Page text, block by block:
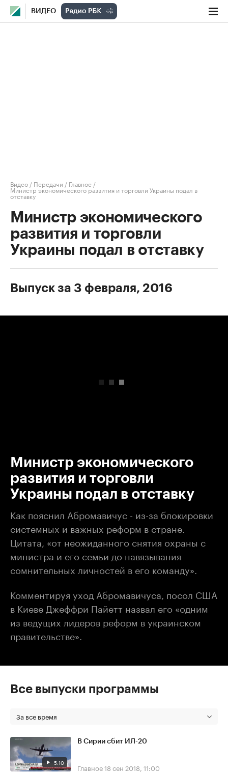
ВИДЕО
Видео / Передачи / Главное /
Министр экономического развития и торговли Украины подал в
отставку
Министр экономического
развития и торговли
Украины подал в отставку
Выпуск за 3 февраля, 2016
Министр экономического
развития и торговли
Украины подал в отставку
Как пояснил Абромавичус - из-за блокировки
системных и важных реформ в стране.
Цитата, «от неожиданного снятия охраны с
министра и его семьи до навязывания
сомнительных личностей в его команду».
Комментируя уход Абромавичуса, посол США
в Киеве Джеффри Пайетт назвал его «одним
из ведущих лидеров реформ в украинском
правительстве».
Все выпуски программы
За все время
5:10
В Сирии сбит ИЛ-20
Главное18 сен 2018, 11:00